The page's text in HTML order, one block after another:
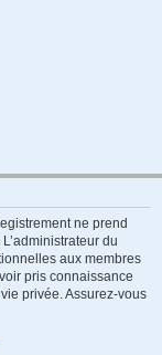
ne prend
du
aux membres
pris connaissance
privée. Assurez-vous